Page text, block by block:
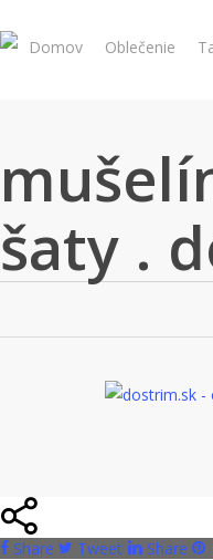
to
Domov Oblečenie
šaty .
Share Tweet Share